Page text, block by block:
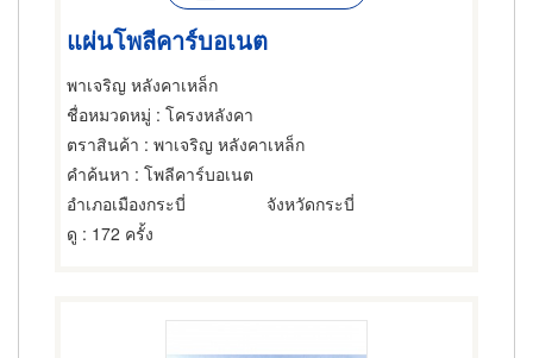
แผ่นโพลีคาร์บอเนต
พาเจริญ หลังคาเหล็ก
ชื่อหมวดหมู่ : โครงหลังคา
ตราสินค้า : พาเจริญ หลังคาเหล็ก
คำค้นหา : โพลีคาร์บอเนต
อำเภอเมืองกระบี่
จังหวัดกระบี่
ดู : 172 ครั้ง